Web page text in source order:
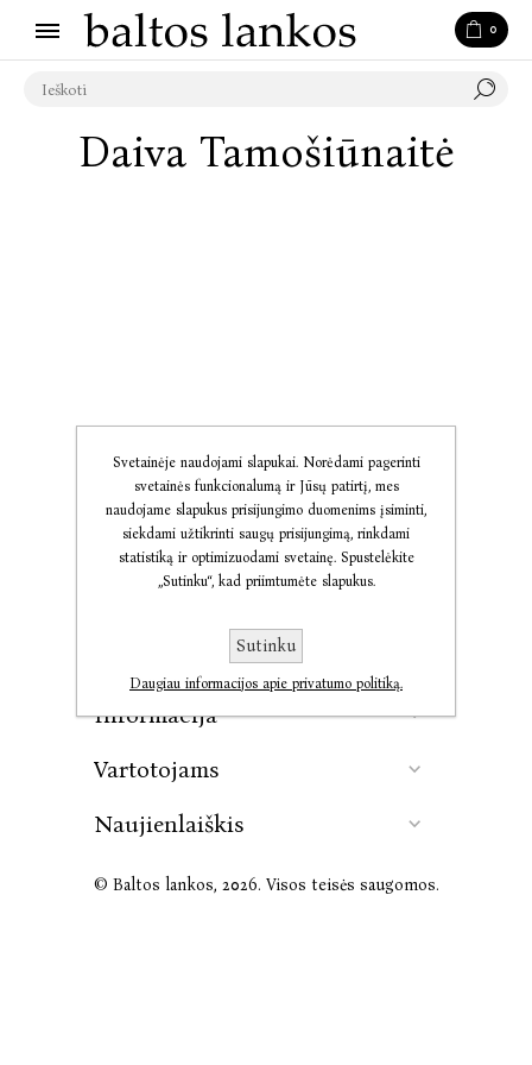
0
Daiva Tamošiūnaitė
Informacija
Vartotojams
Naujienlaiškis
© Baltos lankos, 2026. Visos teisės saugomos.
Svetainėje naudojami slapukai. Norėdami pagerinti
svetainės funkcionalumą ir Jūsų patirtį, mes
naudojame slapukus prisijungimo duomenims įsiminti,
siekdami užtikrinti saugų prisijungimą, rinkdami
statistiką ir optimizuodami svetainę. Spustelėkite
„Sutinku“, kad priimtumėte slapukus.
Sutinku
Daugiau informacijos apie privatumo politiką.